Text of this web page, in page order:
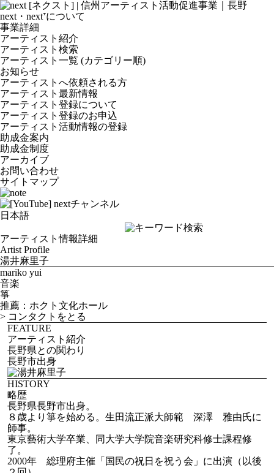
next・next⁺について
事業詳細
アーティスト紹介
アーティスト検索
アーティスト一覧 (カテゴリー順)
お知らせ
アーティストへ依頼される方
アーティスト最新情報
アーティスト登録について
アーティスト登録のお申込
アーティスト活動情報の登録
助成金案内
助成金制度
アーカイブ
お問い合わせ
サイトマップ
アーティスト情報詳細
Artist Profile
湯井麻里子
mariko yui
音楽
箏
推薦：ホクト文化ホール
> コンタクトをとる
FEATURE
アーティスト紹介
長野県との関わり
長野市出身
HISTORY
略歴
長野県長野市出身。
８歳より箏を始める。生田流正派大師範 深澤 雅由氏に
師事。
東京藝術大学卒業、同大学大学院音楽研究科修士課程修
了。
2000年 総理府主催「国民の祝日を祝う会」に出演（以後